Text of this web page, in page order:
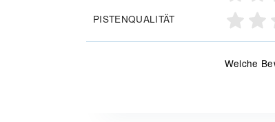
PISTENQUALITÄT
Welche